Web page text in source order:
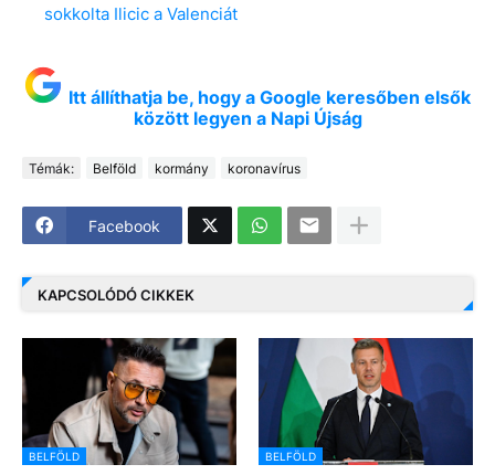
sokkolta Ilicic a Valenciát
Itt állíthatja be, hogy a Google keresőben elsők
között legyen a Napi Újság
Témák: Belföld kormány koronavírus
Facebook
KAPCSOLÓDÓ CIKKEK
BELFÖLD BELFÖLD